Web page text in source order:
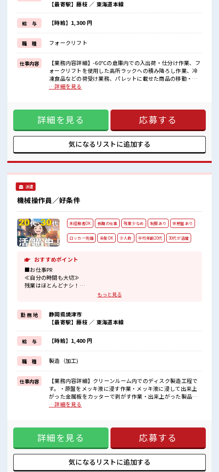
残業はほとんどナシ！
≪髪色自由で自分らしく働く≫
明るすぎたり奇抜でなければ基本的に自由！
(規定有)≪自分に合った期間で働ける≫
福利厚生が整った派遣のお仕事です！
■職場の雰囲気
髪型にこだわりのあるアナタは必見！
髪型自由な職場！
休憩時間にゆっくりできるスペース完備！
持ち物が多いあなたにもぴったり☆
【最寄駅】藤枝 ／ 東海道本線
給 与 【時給】1,300 円
職 種 フォークリフト
仕事内容
【業務内容詳細】-60℃の倉庫内での入出荷・仕分け作業、フ
ォークリフトを使用した高所ラックへの積み降ろし作業、冷
凍食品などの荷受け業務、パレットに載せた商品の移動・保
管作業※業務の8～9割がフォークリフト作業となり、フォー
これまでの経験を活かしませんか？ ブランクがあっても大丈
夫♪ 経験はちょっとだけ…という方もOK！ ≪無理なく働け
る≫ 場合によってはお願いすることもありますが、 残業はほ
とんどナシ！ ≪髪色自由で自分らしく働く≫ 明るすぎたり奇
抜でなければ基本的に自由！ (規定有)≪自分に合った期間で
働ける≫ 福利厚生が整った派遣のお仕事です！ ■職場の雰囲
憩時間にゆっくりできるスペース完備！ 持ち物が多いあなた
にもぴったり☆ ロッカー付き職場♪
…詳細を見る
詳細を見る 応募する
気になるリストに追加する
派遣
機械操作員／好条件
未経験者OK 長期の仕事 残業少なめ 制服あり 休憩室あり
ロッカー完備 染髪OK 少人数 平均年齢20代 30代が活躍
おすすめポイント
■お仕事PR
≪自分の時間も大切≫
残業はほとんどナシ！
場合によってはお願いすることもあります♪
派手過ぎなければ髪型や髪色自由♪
(規定有)≪機能的な制服アリ≫
制服があるので、
毎日の服装の悩み解消♪
≪未経験の方も大カンゲイ≫
新しいことにチャレンジするのは不安だけど、
しっかり働く環境が整っています！
イチからスキルUP・ステップUP目指していきましょう！
≪様々なお仕事をご提案≫
一人で悩まず気軽に相談できる、
派遣のお仕事です！
■職場の雰囲気
髪型にこだわりのあるアナタは必見！
髪型自由な職場！
休憩室で自分タイム！
のんびりスマホチェック♪
もっと見る
勤 務 地
静岡県焼津市
【最寄駅】藤枝 ／ 東海道本線
給 与 【時給】1,400 円
職 種 製造（加工)
仕事内容
【業務内容詳細】クリーンルーム内でのディスク製造工程で
す。・原盤をメッキ液に浸す作業・メッキ液に浸して出来上
がった金属板をカッターで剥がす作業・出来上がった製品の
目視チェックチーム作業なので未経験でも安心！室温25℃の
扱製品情報】CDやDVDの製造会社 ■お仕事PR ≪自分の時間
も大切≫ 残業はほとんどナシ！ 場合によってはお願いするこ
ともあります♪ ≪モチベーションもUP≫ 派手過ぎなければ髪
型や髪色自由♪ (規定有)≪機能的な制服アリ≫ 制服があるの
で、 毎日の服装の悩み解消♪ ≪未経験の方も大カンゲイ≫ 新
しいことにチャレンジするのは不安だけど、 しっかり働く環
…詳細を見る
詳細を見る 応募する
気になるリストに追加する